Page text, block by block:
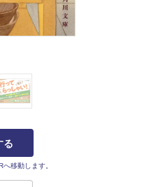
る
移動します。